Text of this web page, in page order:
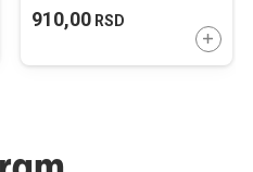
U KORPU
910,00RSD